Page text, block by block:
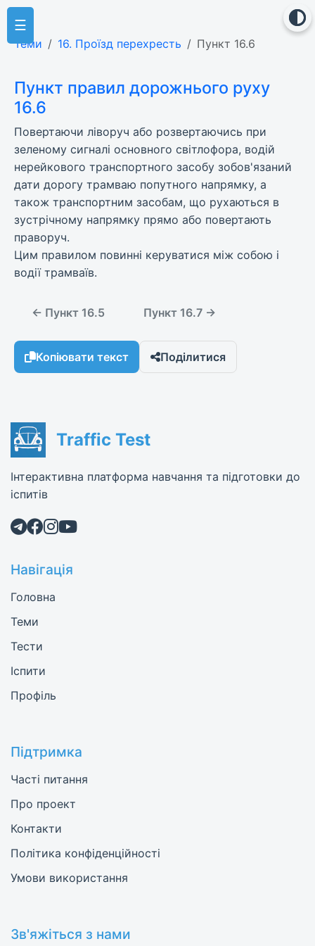
☰
Теми 16. Проїзд перехресть Пункт 16.6
Пункт правил дорожнього руху
16.6
Повертаючи ліворуч або розвертаючись при
зеленому сигналі основного світлофора, водій
нерейкового транспортного засобу зобов'язаний
дати дорогу трамваю попутного напрямку, а
також транспортним засобам, що рухаються в
зустрічному напрямку прямо або повертають
праворуч.
Цим правилом повинні керуватися між собою і
водії трамваїв.
← Пункт 16.5 Пункт 16.7 →
Копіювати текст Поділитися
Traffic Test
Інтерактивна платформа навчання та підготовки до
іспитів
Навігація
Головна
Теми
Тести
Іспити
Профіль
Підтримка
Часті питання
Про проект
Контакти
Політика конфіденційності
Умови використання
Зв'яжіться з нами